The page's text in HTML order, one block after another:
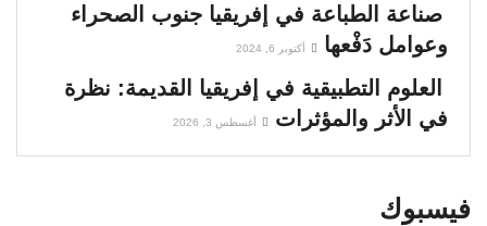
صناعة الطباعة في إفريقيا جنوب الصحراء
وعوامل دَفْعها
أكتوبر 6, 2024
العلوم التطبيقية في إفريقيا القديمة: نظرة
في الأثر والمؤثرات
أغسطس 3, 2026
فيسبوك